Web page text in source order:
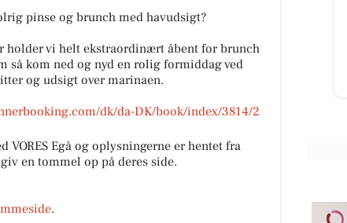
pinse og brunch med havudsigt?
holder vi helt ekstraordinært åbent for brunch
så kom ned og nyd en rolig formiddag ved
og udsigt over marinaen.
dk/da-DK/book/index/3814/2
Egå og oplysningerne er hentet fra
en tommel op på deres side.
.
Åbn opslaget